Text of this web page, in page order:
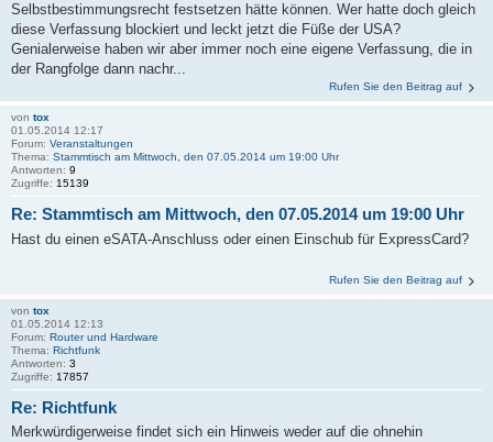
Selbstbestimmungsrecht festsetzen hätte können. Wer hatte doch gleich
diese Verfassung blockiert und leckt jetzt die Füße der USA?
Genialerweise haben wir aber immer noch eine eigene Verfassung, die in
der Rangfolge dann nachr...
Rufen Sie den Beitrag auf
von tox
01.05.2014 12:17
Forum: Veranstaltungen
Thema: Stammtisch am Mittwoch, den 07.05.2014 um 19:00 Uhr
Antworten: 9
Zugriffe: 15139
Re: Stammtisch am Mittwoch, den 07.05.2014 um 19:00 Uhr
Hast du einen eSATA-Anschluss oder einen Einschub für ExpressCard?
Rufen Sie den Beitrag auf
von tox
01.05.2014 12:13
Forum: Router und Hardware
Thema: Richtfunk
Antworten: 3
Zugriffe: 17857
Re: Richtfunk
Merkwürdigerweise findet sich ein Hinweis weder auf die ohnehin